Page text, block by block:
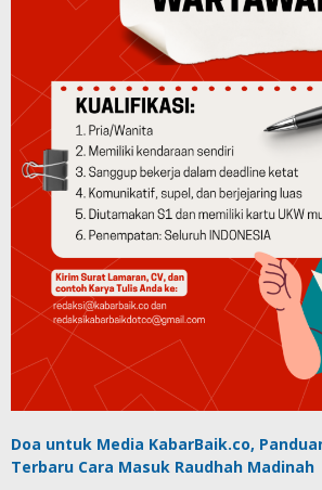
Doa untuk Media KabarBaik.co,
Terbaru Cara Masuk Raudhah Madinah